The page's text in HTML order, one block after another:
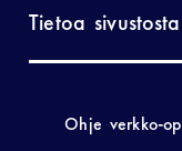
Tietoa sivustosta
Ohje verkko-